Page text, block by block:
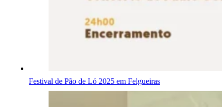
Festival de Pão de Ló 2025 em Felgueiras